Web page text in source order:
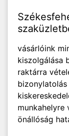
vásárlóink
kiszolgálása
raktárra
munkahelyre
önállóság